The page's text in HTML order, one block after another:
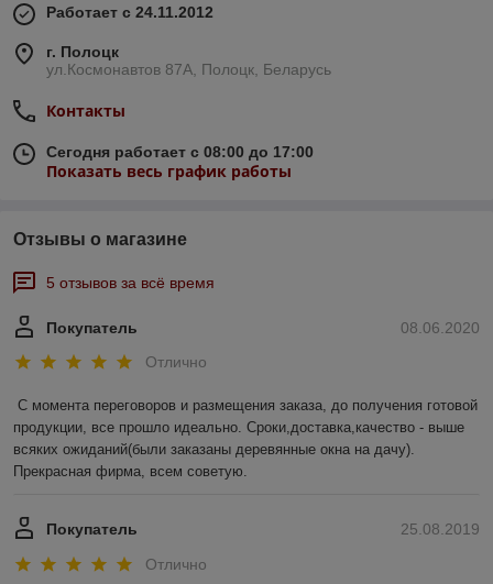
Работает с 24.11.2012
г. Полоцк
ул.Космонавтов 87А, Полоцк, Беларусь
Контакты
Сегодня работает с 08:00 до 17:00
Показать весь график работы
Отзывы о магазине
5 отзывов за всё время
08.06.2020
Покупатель
Отлично
С момента переговоров и размещения заказа, до получения готовой
продукции, все прошло идеально. Сроки,доставка,качество - выше
всяких ожиданий(были заказаны деревянные окна на дачу).
Прекрасная фирма, всем советую.
25.08.2019
Покупатель
Отлично